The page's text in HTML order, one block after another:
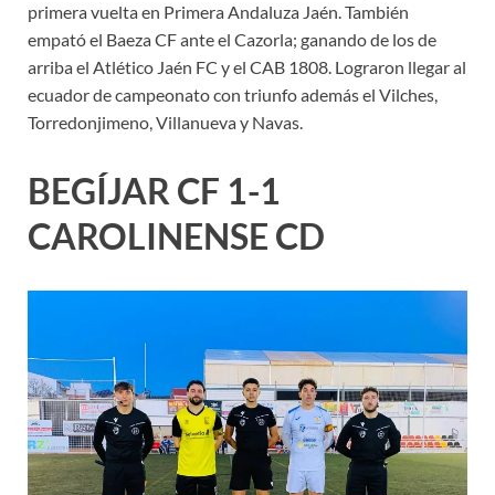
primera vuelta en Primera Andaluza Jaén. También
empató el Baeza CF ante el Cazorla; ganando de los de
arriba el Atlético Jaén FC y el CAB 1808. Lograron llegar al
ecuador de campeonato con triunfo además el Vilches,
Torredonjimeno, Villanueva y Navas.
BEGÍJAR CF 1-1
CAROLINENSE CD